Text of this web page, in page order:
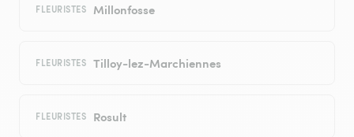
FLEURISTES Millonfosse
FLEURISTES Tilloy-lez-Marchiennes
FLEURISTES Rosult